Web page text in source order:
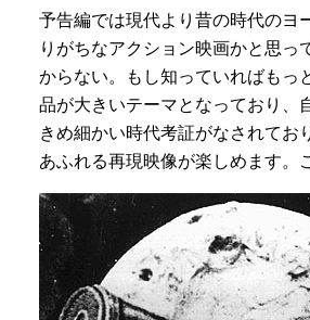
予告編では現代より昔の時代のヨ
りがちなアクション映画かと思
からない。もし知っていればもっ
品が大きいテーマとなっており、
きめ細かい時代考証がなされてお
あふれる再現映像が楽しめます。